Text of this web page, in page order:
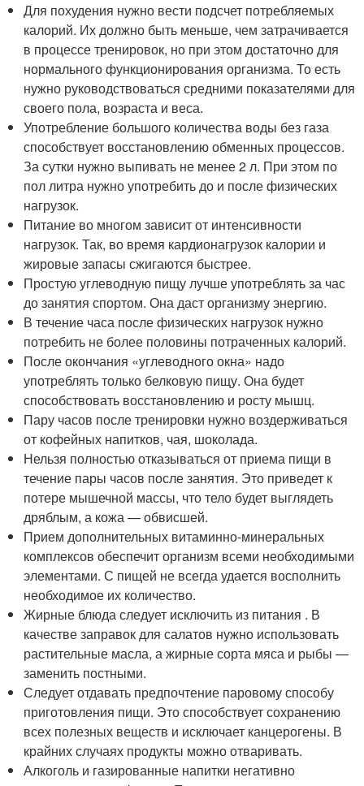
Для похудения нужно вести подсчет потребляемых
калорий. Их должно быть меньше, чем затрачивается
в процессе тренировок, но при этом достаточно для
нормального функционирования организма. То есть
нужно руководствоваться средними показателями для
своего пола, возраста и веса.
Употребление большого количества воды без газа
способствует восстановлению обменных процессов.
За сутки нужно выпивать не менее 2 л. При этом по
пол литра нужно употребить до и после физических
нагрузок.
Питание во многом зависит от интенсивности
нагрузок. Так, во время кардионагрузок калории и
жировые запасы сжигаются быстрее.
Простую углеводную пищу лучше употреблять за час
до занятия спортом. Она даст организму энергию.
В течение часа после физических нагрузок нужно
потребить не более половины потраченных калорий.
После окончания «углеводного окна» надо
употреблять только белковую пищу. Она будет
способствовать восстановлению и росту мышц.
Пару часов после тренировки нужно воздерживаться
от кофейных напитков, чая, шоколада.
Нельзя полностью отказываться от приема пищи в
течение пары часов после занятия. Это приведет к
потере мышечной массы, что тело будет выглядеть
дряблым, а кожа — обвисшей.
Прием дополнительных витаминно-минеральных
комплексов обеспечит организм всеми необходимыми
элементами. С пищей не всегда удается восполнить
необходимое их количество.
Жирные блюда следует исключить из питания . В
качестве заправок для салатов нужно использовать
растительные масла, а жирные сорта мяса и рыбы —
заменить постными.
Следует отдавать предпочтение паровому способу
приготовления пищи. Это способствует сохранению
всех полезных веществ и исключает канцерогены. В
крайних случаях продукты можно отваривать.
Алкоголь и газированные напитки негативно